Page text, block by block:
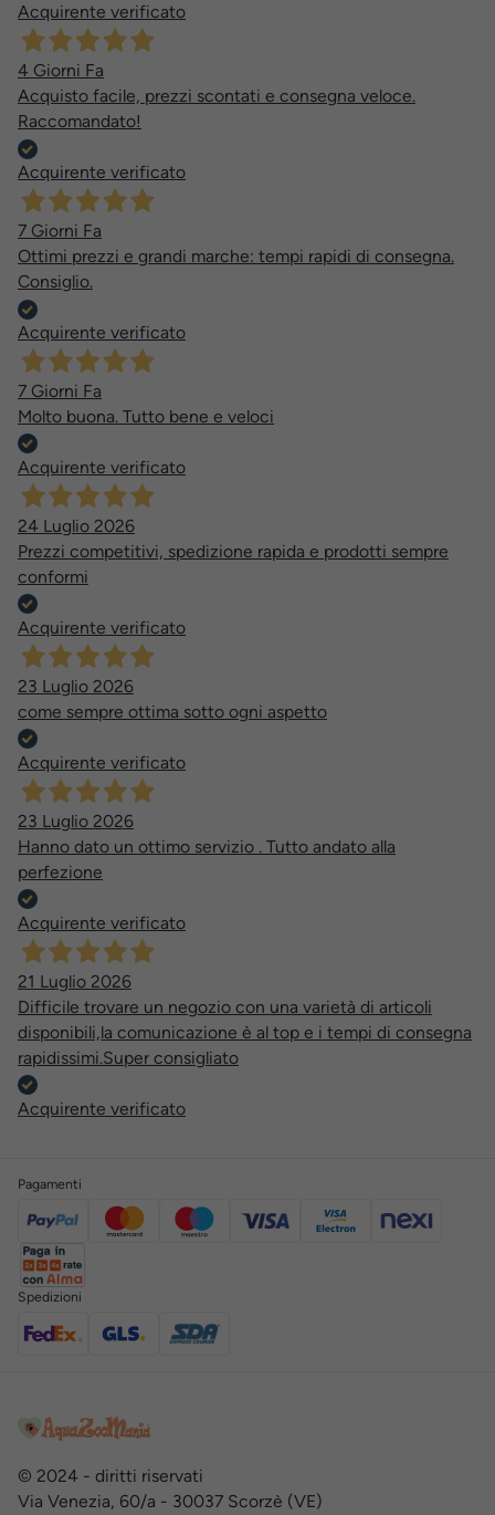
Acquirente verificato
4 Giorni Fa
Acquisto facile, prezzi scontati e consegna veloce.
Raccomandato!
Acquirente verificato
7 Giorni Fa
Ottimi prezzi e grandi marche: tempi rapidi di consegna.
Consiglio.
Acquirente verificato
7 Giorni Fa
Molto buona. Tutto bene e veloci
Acquirente verificato
24 Luglio 2026
Prezzi competitivi, spedizione rapida e prodotti sempre
conformi
Acquirente verificato
23 Luglio 2026
come sempre ottima sotto ogni aspetto
Acquirente verificato
23 Luglio 2026
Hanno dato un ottimo servizio . Tutto andato alla
perfezione
Acquirente verificato
21 Luglio 2026
Difficile trovare un negozio con una varietà di articoli
disponibili,la comunicazione è al top e i tempi di consegna
rapidissimi.Super consigliato
Acquirente verificato
Pagamenti
Spedizioni
© 2024 - diritti riservati
Via Venezia, 60/a - 30037 Scorzè (VE)